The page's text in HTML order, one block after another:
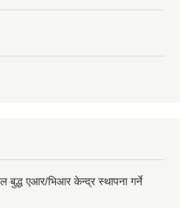
बुद्ध एआर/भिआर केन्द्र स्थापना गर्ने